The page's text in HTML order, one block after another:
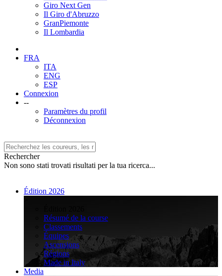
Giro Next Gen
Il Giro d'Abruzzo
GranPiemonte
Il Lombardia
FRA
ITA
ENG
ESP
Connexion
--
Paramètres du profil
Déconnexion
Rechercher
Non sono stati trovati risultati per la tua ricerca...
Édition 2026
Résumé de la course
Classements
Équipes
Ascensions
Régions
Made in Italy
Media